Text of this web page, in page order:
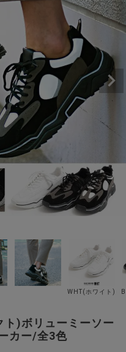
WHT(ホワイト)
)ボリューミーソー
カー/全3色